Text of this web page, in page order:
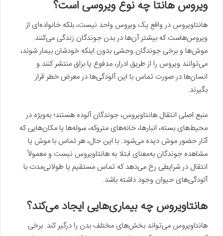
ویروس هانتا چه نوع ویروسی است؟
هانتاویروس در واقع یک ویروس واحد نیست، بلکه خانواده‌ای از
ویروس‌هاست که بیشتر آن‌ها در بدن جوندگان زندگی می‌کنند.
موش‌ها و برخی جوندگان وحشی بدون اینکه خودشان بیمار شوند،
می‌توانند ویروس را از طریق ادرار، مدفوع یا بزاق منتشر کنند و
انسان‌ها در صورت تماس با این آلودگی‌ها در معرض خطر قرار
بگیرند.
منبع اصلی انتقال هانتاویروس، جوندگان آلوده هستند؛ به‌ویژه در
محیط‌های بسته، انبارها، خانه‌های متروکه، سوله‌ها یا مکان‌هایی که
آثار حضور موش دیده می‌شود. با این حال، هر تماس با موش یا
مشاهده جوندگان به‌معنای ابتلا به هانتاویروس نیست و معمولاً
انتقال در شرایطی رخ می‌دهد که تماس مستقیم یا طولانی‌مدت با
آلودگی‌های حیوان وجود داشته باشد.
هانتاویروس چه بیماری‌هایی ایجاد می‌کند؟
هانتاویروس می‌تواند بخش‌های مختلف بدن را درگیر کند. برخی